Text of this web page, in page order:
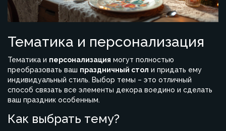
Тематика и персонализация
Тематика и персонализация могут полностью
преобразовать ваш праздничный стол и придать ему
индивидуальный стиль. Выбор темы – это отличный
способ связать все элементы декора воедино и сделать
ваш праздник особенным.
Как выбрать тему?